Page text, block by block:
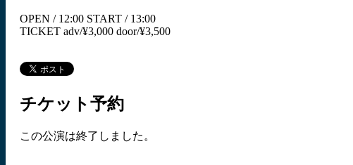
OPEN / 12:00 START / 13:00
TICKET adv/¥3,000 door/¥3,500
チケット予約
この公演は終了しました。